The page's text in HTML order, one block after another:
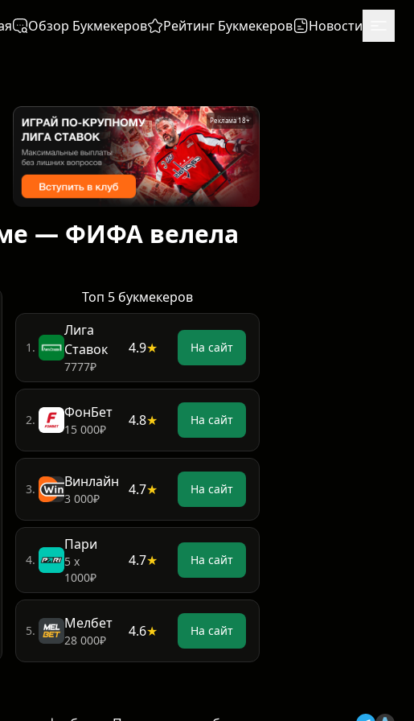
Обзор Букмекеров Рейтинг Букмекеров Новости
Реклама 18+
— ФИФА велела
Топ 5 букмекеров
1.
Лига
Ставок
7777₽
4.9★ На сайт
2. ФонБет
15 000₽
4.8★ На сайт
3. Винлайн
3 000₽
4.7★ На сайт
4.
Пари
5 х
1000₽
4.7★ На сайт
5. Мелбет
28 000₽
4.6★ На сайт